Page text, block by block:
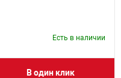
Есть в наличии
В один клик